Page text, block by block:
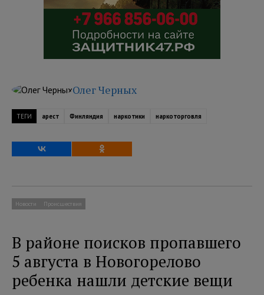
Олег Черных
ТЕГИ арест Финляндия наркотики наркоторговля
Новости Происшествия
В районе поисков пропавшего
5 августа в Новогорелово
ребенка нашли детские вещи